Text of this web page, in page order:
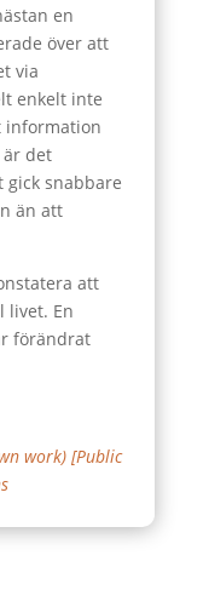
en
över att
via
enkelt inte
information
är det
snabbare
än att
att
livet. En
förändrat
work) [Public